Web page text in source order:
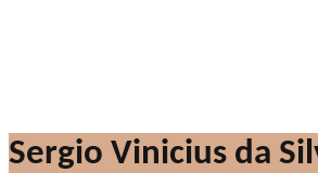
Sergio Vinicius da